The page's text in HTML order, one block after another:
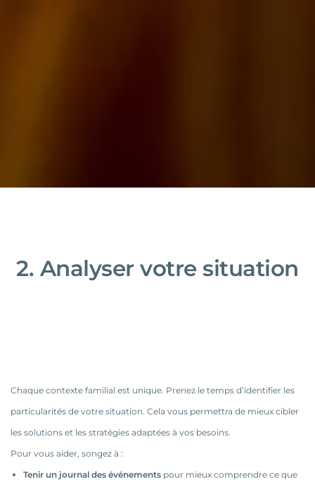
2. Analyser votre situation
Chaque contexte familial est unique. Prenez le temps d’identifier les
particularités de votre situation. Cela vous permettra de mieux cibler
les solutions et les stratégies adaptées à vos besoins.
Pour vous aider, songez à :
Tenir un journal des événements pour mieux comprendre ce que